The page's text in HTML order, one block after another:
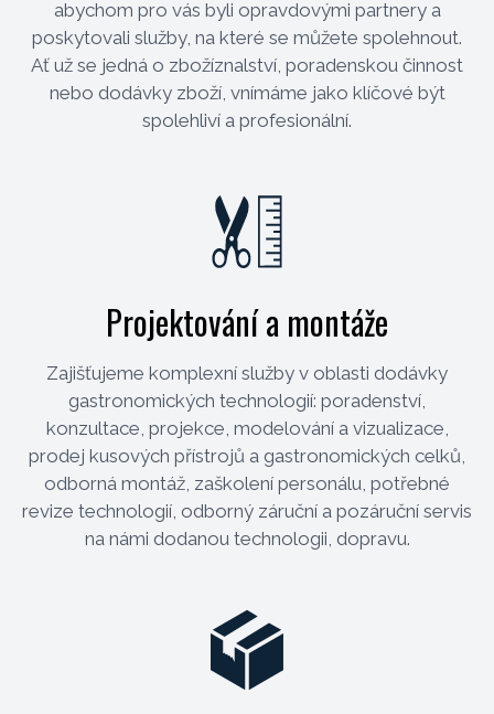
abychom pro vás byli opravdovými partnery a
poskytovali služby, na které se můžete spolehnout.
Ať už se jedná o zbožíznalství, poradenskou činnost
nebo dodávky zboží, vnímáme jako klíčové být
spolehliví a profesionální.
Projektování a montáže
Zajišťujeme komplexní služby v oblasti dodávky
gastronomických technologií: poradenství,
konzultace, projekce, modelování a vizualizace,
prodej kusových přístrojů a gastronomických celků,
odborná montáž, zaškolení personálu, potřebné
revize technologií, odborný záruční a pozáruční servis
na námi dodanou technologii, dopravu.